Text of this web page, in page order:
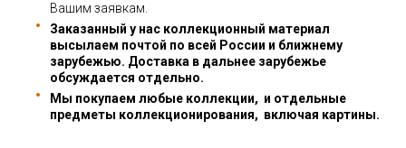
Вашим заявкам.
Заказанный у нас коллекционный материал
высылаем почтой по всей России и ближнему
зарубежью. Доставка в дальнее зарубежье
обсуждается отдельно.
Мы покупаем любые коллекции, и отдельные
предметы коллекционирования, включая картины.